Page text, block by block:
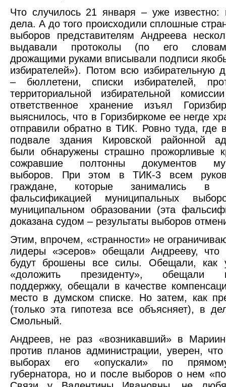
Что случилось 21 января – уже известно:
дела. А до того происходили сплошные
выборов представителям Андреева
выдавали протоколы (по его
дрожащими руками вписывали подписи
избирателей»). Потом всю избирательную
– бюллетени, списки избирателей,
территориальной избирательной
ответственное хранение изъял
выяснилось, что в Горизбиркоме ее негде
отправили обратно в ТИК. Ровно туда, где
подвале здания Кировской районной
были обнаружены страшно прожорливые
сожравшие полтонны документов
выборов. При этом в ТИК-3 всем
граждане, которые занимались в
фальсификацией муниципальных
муниципальном образовании (эта
доказана судом – результаты выборов
Этим, впрочем, «странности» не
лидеры «эсеров» обещали Андрееву,
будут брошены все силы. Обещали, как
«доложить президенту», обещали
поддержку, обещали в качестве
место в думском списке. Но затем, как
(только эта гипотеза все объясняет), в
Смольный.
Андреев, не раз «возникавший» в
против планов администрации, уверен,
выборах его «опускали» по
губернатора, но и после выборов о нем